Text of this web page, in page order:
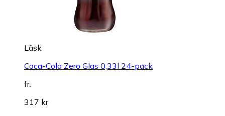
Läsk
Coca-Cola Zero Glas 0,33l 24-pack
fr.
317 kr